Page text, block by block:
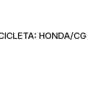
HONDA/CG